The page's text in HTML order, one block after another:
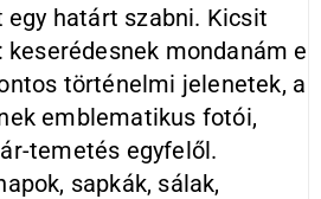
egy határt szabni. Kicsit
mondanám e
történelmi jelenetek, a
emblematikus fotói,
temetés egyfelől.
sapkák, sálak,